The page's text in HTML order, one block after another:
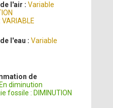
l'air :Variable
l'eau :Variable
de
En diminution
fossile : DIMINUTION